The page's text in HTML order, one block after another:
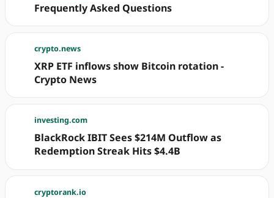
Frequently Asked Questions
crypto.news
XRP ETF inflows show Bitcoin rotation -
Crypto News
investing.com
BlackRock IBIT Sees $214M Outflow as
Redemption Streak Hits $4.4B
cryptorank.io